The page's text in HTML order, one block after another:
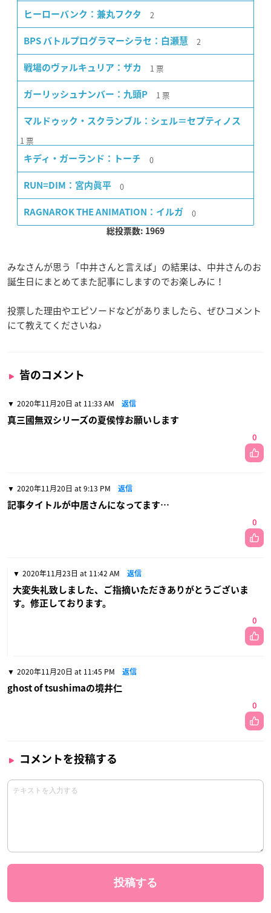
ヒーローバンク：兼丸フクタ 2
BPS バトルプログラマーシラセ：白瀬慧 2
戦場のヴァルキュリア：ザカ 1 票
ガーリッシュナンバー：九頭P 1 票
マルドゥック・スクランブル：シェル＝セプティノス
1 票
キディ・ガーランド：トーチ 0
RUN=DIM：宮内眞平 0
RAGNAROK THE ANIMATION：イルガ 0
総投票数: 1969
みなさんが思う「中井さんと言えば」の結果は、中井さんのお
誕生日にまとめてまた記事にしますのでお楽しみに！
投票した理由やエピソードなどがありましたら、ぜひコメント
にて教えてくださいね♪
皆のコメント
2020年11月20日 at 11:33 AM 返信
真三國無双シリーズの夏侯惇お願いします
0
2020年11月20日 at 9:13 PM 返信
記事タイトルが中居さんになってます…
0
2020年11月23日 at 11:42 AM 返信
大変失礼致しました、ご指摘いただきありがとうございま
す。修正しております。
0
2020年11月20日 at 11:45 PM 返信
ghost of tsushimaの境井仁
0
コメントを投稿する